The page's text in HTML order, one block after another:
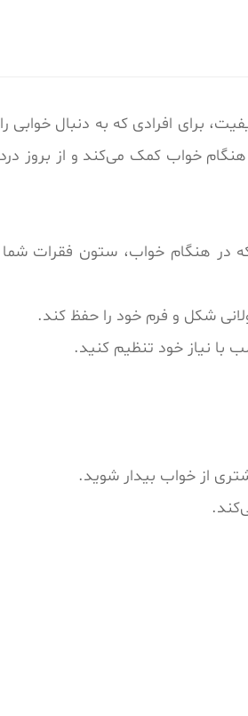
برای افرادی که به دنبال خوابی
خواب کمک می‌کند و از بروز
در هنگام خواب، ستون فقرات
شکل و فرم خود را حفظ کند.
با نیاز خود تنظیم کنید.
از خواب بیدار شوید.